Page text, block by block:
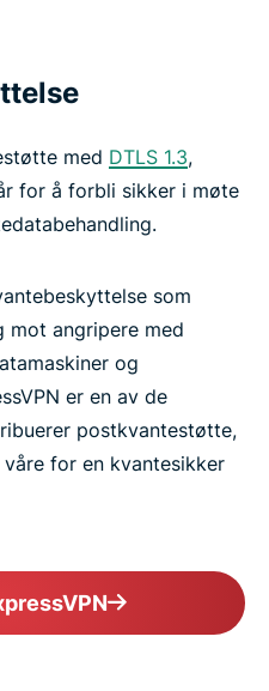
med DTLS 1.3,
for å forbli sikker i møte
som
mot angripere med
og
er en av de
postkvantestøtte,
for en kvantesikker